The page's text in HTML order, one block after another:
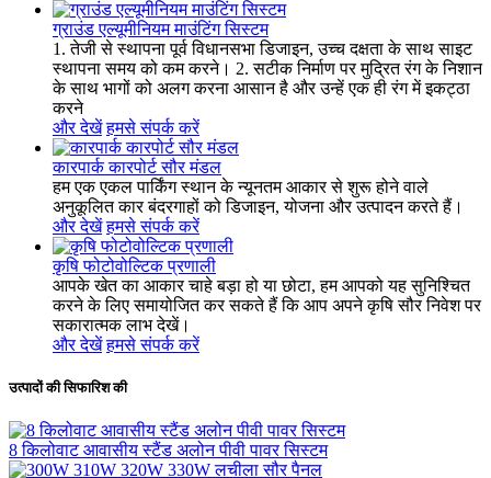
ग्राउंड एल्यूमीनियम माउंटिंग सिस्टम
1. तेजी से स्थापना पूर्व विधानसभा डिजाइन, उच्च दक्षता के साथ साइट
स्थापना समय को कम करने। 2. सटीक निर्माण पर मुद्रित रंग के निशान
के साथ भागों को अलग करना आसान है और उन्हें एक ही रंग में इकट्ठा
करने
और देखें हमसे संपर्क करें
कारपार्क कारपोर्ट सौर मंडल
हम एक एकल पार्किंग स्थान के न्यूनतम आकार से शुरू होने वाले
अनुकूलित कार बंदरगाहों को डिजाइन, योजना और उत्पादन करते हैं।
और देखें हमसे संपर्क करें
कृषि फोटोवोल्टिक प्रणाली
आपके खेत का आकार चाहे बड़ा हो या छोटा, हम आपको यह सुनिश्चित
करने के लिए समायोजित कर सकते हैं कि आप अपने कृषि सौर निवेश पर
सकारात्मक लाभ देखें।
और देखें हमसे संपर्क करें
उत्पादों की सिफारिश की
8 किलोवाट आवासीय स्टैंड अलोन पीवी पावर सिस्टम